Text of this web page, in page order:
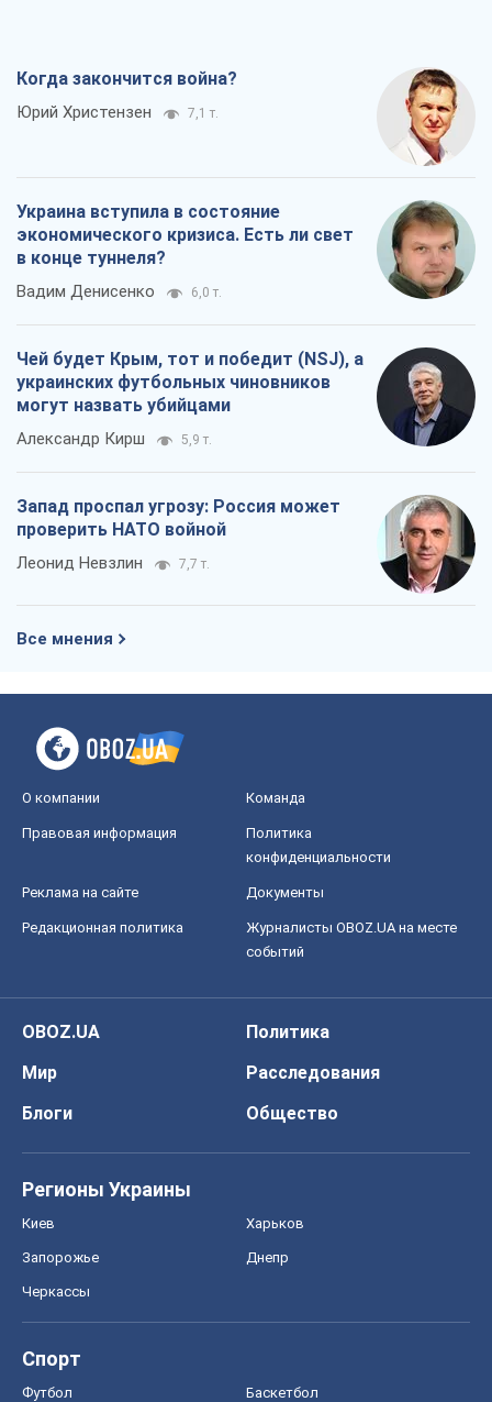
Когда закончится война?
Юрий Христензен 7,1 т.
Украина вступила в состояние
экономического кризиса. Есть ли свет
в конце туннеля?
Вадим Денисенко 6,0 т.
Чей будет Крым, тот и победит (NSJ), а
украинских футбольных чиновников
могут назвать убийцами
Александр Кирш 5,9 т.
Запад проспал угрозу: Россия может
проверить НАТО войной
Леонид Невзлин 7,7 т.
Все мнения
О компании Команда
Правовая информация
Политика
конфиденциальности
Реклама на сайте Документы
Редакционная политика
Журналисты OBOZ.UA на месте
событий
OBOZ.UA
Политика
Мир
Расследования
Блоги
Общество
Регионы Украины
Киев Харьков
Запорожье Днепр
Черкассы
Спорт
Футбол Баскетбол